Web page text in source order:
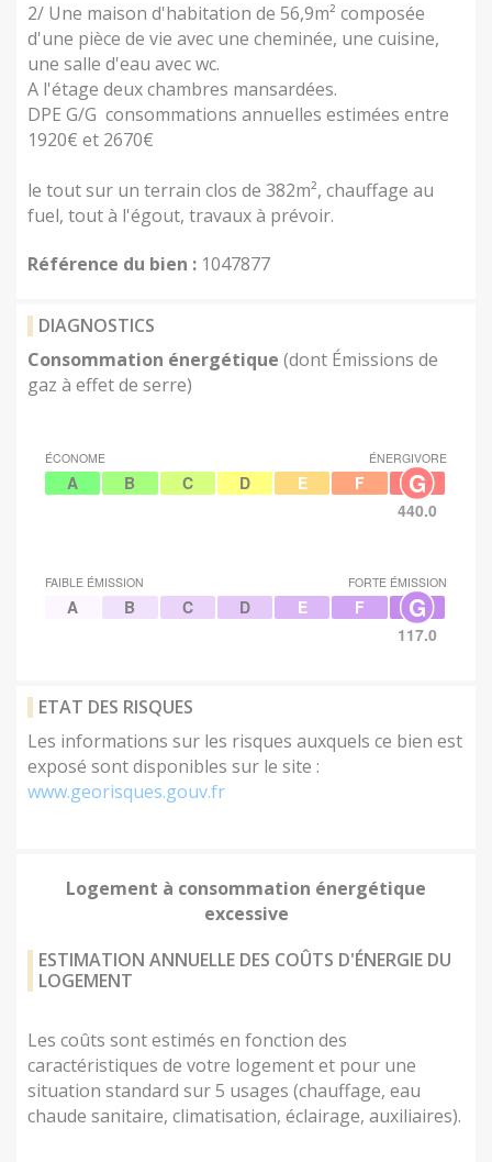
2/ Une maison d'habitation de 56,9m² composée
d'une pièce de vie avec une cheminée, une cuisine,
une salle d'eau avec wc.
A l'étage deux chambres mansardées.
DPE G/G  consommations annuelles estimées entre
1920€ et 2670€
le tout sur un terrain clos de 382m², chauffage au
fuel, tout à l'égout, travaux à prévoir.
Référence du bien : 1047877
DIAGNOSTICS
Consommation énergétique (dont Émissions de
gaz à effet de serre)
A B C D E F G
440.0
ÉCONOME ÉNERGIVORE
A B C D E F G
117.0
FAIBLE ÉMISSION FORTE ÉMISSION
ETAT DES RISQUES
Les informations sur les risques auxquels ce bien est
exposé sont disponibles sur le site :
www.georisques.gouv.fr
Logement à consommation énergétique
excessive
ESTIMATION ANNUELLE DES COÛTS D'ÉNERGIE DU
LOGEMENT
Les coûts sont estimés en fonction des
caractéristiques de votre logement et pour une
situation standard sur 5 usages (chauffage, eau
chaude sanitaire, climatisation, éclairage, auxiliaires).